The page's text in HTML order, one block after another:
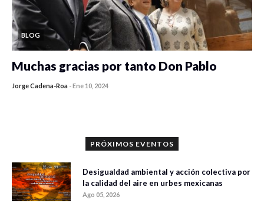
BLOG
Muchas gracias por tanto Don Pablo
Jorge Cadena-Roa -Ene 10, 2024
PRÓXIMOS EVENTOS
Desigualdad ambiental y acción colectiva por
la calidad del aire en urbes mexicanas
Ago 05, 2026